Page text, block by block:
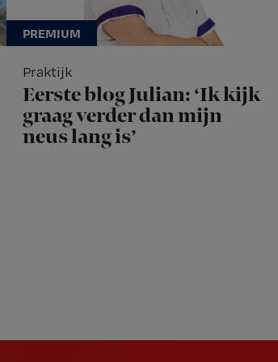
Praktijk
Eerste blog Julian: ‘Ik kijk
graag verder dan mijn
neus lang is’